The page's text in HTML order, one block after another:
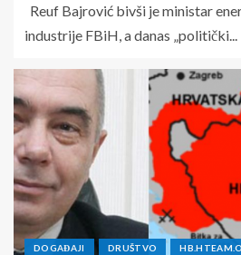
Reuf Bajrović bivši je ministar
industrije FBiH, a danas „politički...
DOGAĐAJI DRUŠTVO